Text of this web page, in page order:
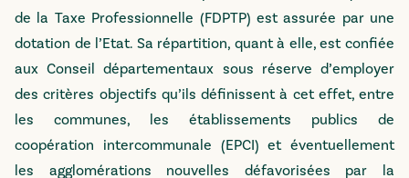
de la Taxe Professionnelle (FDPTP) est assurée par une
dotation de l’Etat. Sa répartition, quant à elle, est confiée
aux Conseil départementaux sous réserve d’employer
des critères objectifs qu’ils définissent à cet effet, entre
les communes, les établissements publics de
coopération intercommunale (EPCI) et éventuellement
les agglomérations nouvelles défavorisées par la